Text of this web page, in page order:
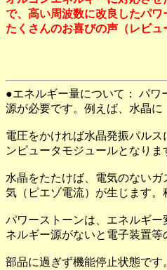
で、高い周波数に改良したパワ
たくさんのお喜びの声（レビュ
●エネルギー量について： パワ
源が必要です。例えば、水晶に
電圧をかければ水晶発振パルス
ンピュータモジュールとなりま
水晶をたたけば、電気のない
気（ピエゾ電流）が生じます。
パワーストーンは、エネルギ
ネルギー源がないと電子装置等
部品に過ぎず機能停止状態です